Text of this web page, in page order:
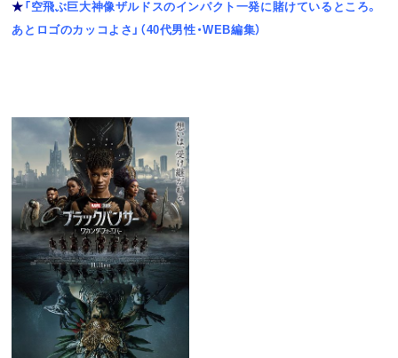
★「空飛ぶ巨大神像ザルドスのインパクト一発に賭けているところ。
あとロゴのカッコよさ」（40代男性・WEB編集）